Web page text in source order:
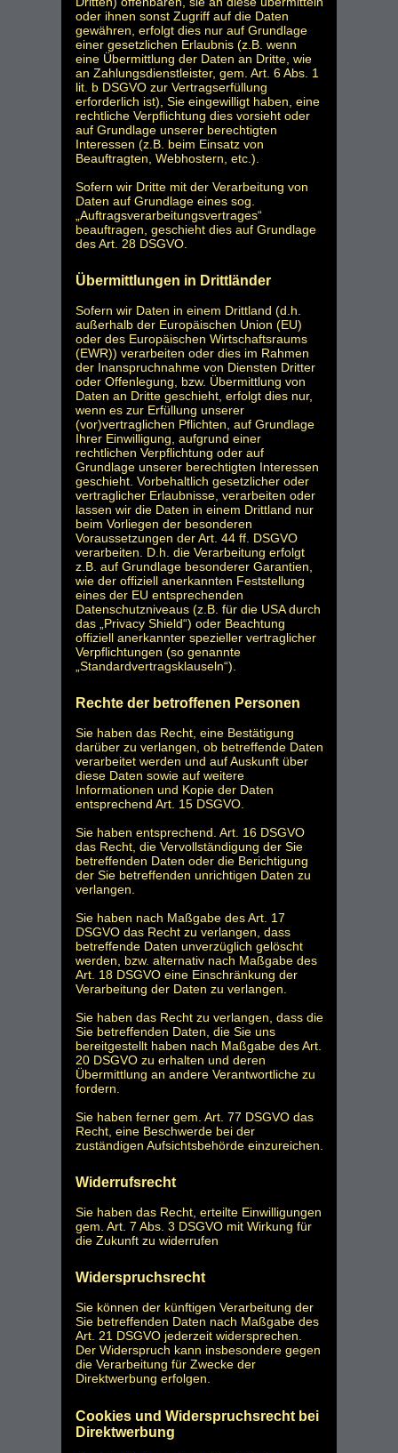
oder ihnen sonst Zugriff auf die Daten
gewähren, erfolgt dies nur auf Grundlage
einer gesetzlichen Erlaubnis (z.B. wenn
eine Übermittlung der Daten an Dritte, wie
an Zahlungsdienstleister, gem. Art. 6 Abs. 1
lit. b DSGVO zur Vertragserfüllung
erforderlich ist), Sie eingewilligt haben, eine
rechtliche Verpflichtung dies vorsieht oder
auf Grundlage unserer berechtigten
Interessen (z.B. beim Einsatz von
Beauftragten, Webhostern, etc.).
Sofern wir Dritte mit der Verarbeitung von
Daten auf Grundlage eines sog.
„Auftragsverarbeitungsvertrages“
beauftragen, geschieht dies auf Grundlage
des Art. 28 DSGVO.
Übermittlungen in Drittländer
Sofern wir Daten in einem Drittland (d.h.
außerhalb der Europäischen Union (EU)
oder des Europäischen Wirtschaftsraums
(EWR)) verarbeiten oder dies im Rahmen
der Inanspruchnahme von Diensten Dritter
oder Offenlegung, bzw. Übermittlung von
Daten an Dritte geschieht, erfolgt dies nur,
wenn es zur Erfüllung unserer
(vor)vertraglichen Pflichten, auf Grundlage
Ihrer Einwilligung, aufgrund einer
rechtlichen Verpflichtung oder auf
Grundlage unserer berechtigten Interessen
geschieht. Vorbehaltlich gesetzlicher oder
vertraglicher Erlaubnisse, verarbeiten oder
lassen wir die Daten in einem Drittland nur
beim Vorliegen der besonderen
Voraussetzungen der Art. 44 ff. DSGVO
verarbeiten. D.h. die Verarbeitung erfolgt
z.B. auf Grundlage besonderer Garantien,
wie der offiziell anerkannten Feststellung
eines der EU entsprechenden
Datenschutzniveaus (z.B. für die USA durch
das „Privacy Shield“) oder Beachtung
offiziell anerkannter spezieller vertraglicher
Verpflichtungen (so genannte
„Standardvertragsklauseln“).
Rechte der betroffenen Personen
Sie haben das Recht, eine Bestätigung
darüber zu verlangen, ob betreffende Daten
verarbeitet werden und auf Auskunft über
diese Daten sowie auf weitere
Informationen und Kopie der Daten
entsprechend Art. 15 DSGVO.
Sie haben entsprechend. Art. 16 DSGVO
das Recht, die Vervollständigung der Sie
betreffenden Daten oder die Berichtigung
der Sie betreffenden unrichtigen Daten zu
verlangen.
Sie haben nach Maßgabe des Art. 17
DSGVO das Recht zu verlangen, dass
betreffende Daten unverzüglich gelöscht
werden, bzw. alternativ nach Maßgabe des
Art. 18 DSGVO eine Einschränkung der
Verarbeitung der Daten zu verlangen.
Sie haben das Recht zu verlangen, dass die
Sie betreffenden Daten, die Sie uns
bereitgestellt haben nach Maßgabe des Art.
20 DSGVO zu erhalten und deren
Übermittlung an andere Verantwortliche zu
fordern.
Sie haben ferner gem. Art. 77 DSGVO das
Recht, eine Beschwerde bei der
zuständigen Aufsichtsbehörde einzureichen.
Widerrufsrecht
Sie haben das Recht, erteilte Einwilligungen
gem. Art. 7 Abs. 3 DSGVO mit Wirkung für
die Zukunft zu widerrufen
Widerspruchsrecht
Sie können der künftigen Verarbeitung der
Sie betreffenden Daten nach Maßgabe des
Art. 21 DSGVO jederzeit widersprechen.
Der Widerspruch kann insbesondere gegen
die Verarbeitung für Zwecke der
Direktwerbung erfolgen.
Cookies und Widerspruchsrecht bei
Direktwerbung